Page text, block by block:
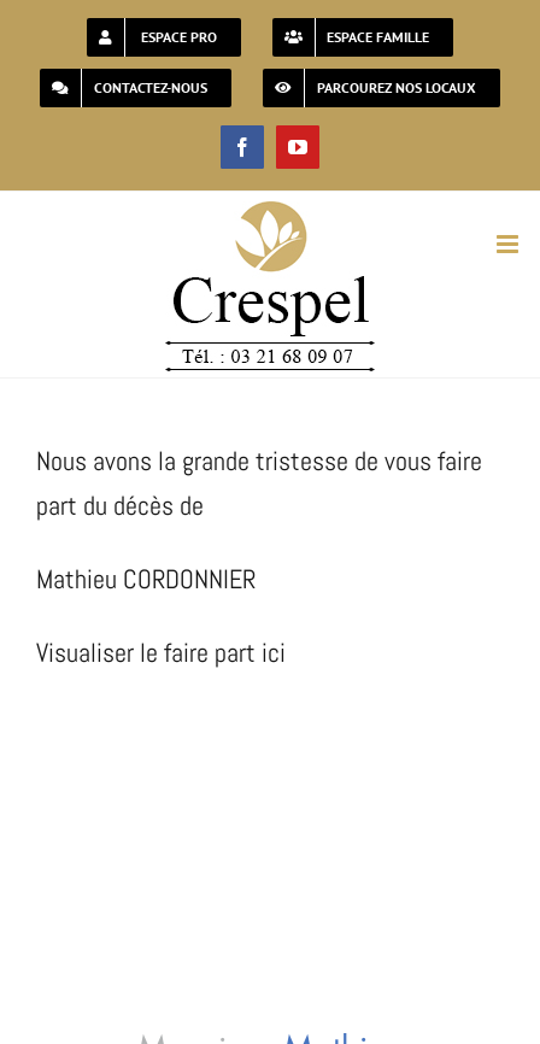
contenu
ESPACE PRO ESPACE FAMILLE
CONTACTEZ-NOUS PARCOUREZ NOS LOCAUX
FacebookYouTube
Nous avons la grande tristesse de vous faire
part du décès de
Mathieu CORDONNIER
Visualiser le faire part ici